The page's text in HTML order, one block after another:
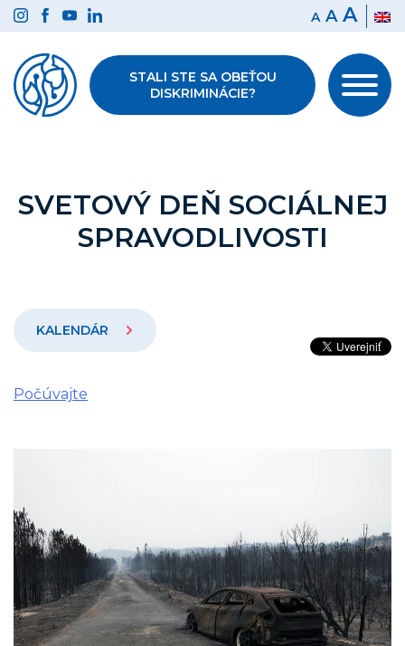
Preskočiť
na
obsah
A A A
STALI STE SA OBEŤOU
DISKRIMINÁCIE?
SVETOVÝ DEŇ SOCIÁLNEJ
SPRAVODLIVOSTI
KALENDÁR
Počúvajte